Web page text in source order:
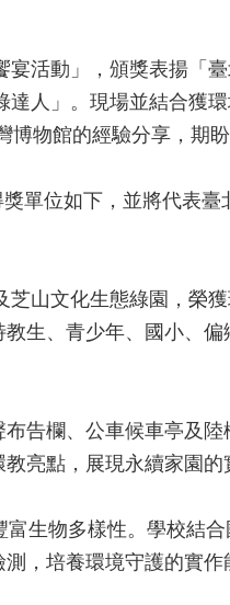
活動」，頒獎表揚「
人」。現場並結合獲
物館的經驗分享，期
單位如下，並將代表
山文化生態綠園，榮
生、青少年、國小、
告欄、公車候車亭及
亮點，展現永續家園的
生物多樣性。學校結
，培養環境守護的實作